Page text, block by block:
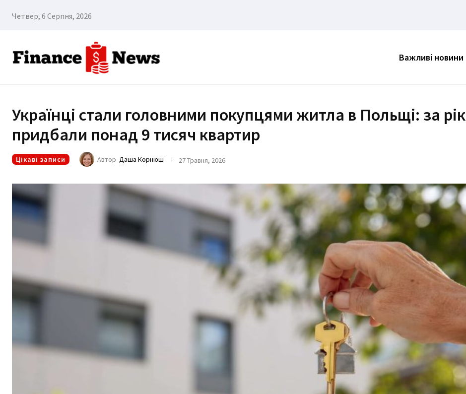
Четвер, 6 Серпня, 2026
Важливі новини
Українці стали головними покупцями житла в Польщі: за рік
придбали понад 9 тисяч квартир
Цікаві записи Автор Даша Корнюш 27 Травня, 2026